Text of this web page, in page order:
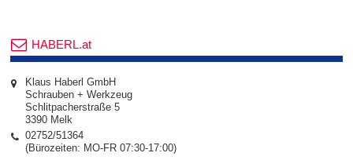
HABERL.at
Klaus Haberl GmbH
Schrauben + Werkzeug
Schlitpacherstraße 5
3390 Melk
02752/51364
(Bürozeiten: MO-FR 07:30-17:00)